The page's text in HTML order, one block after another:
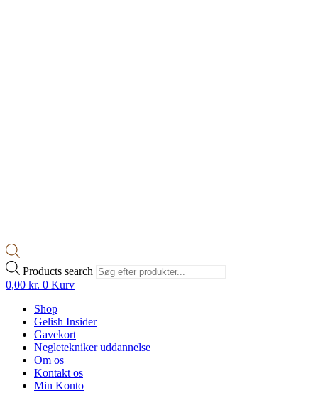
Products search
0,00 kr. 0 Kurv
Shop
Gelish Insider
Gavekort
Negletekniker uddannelse
Om os
Kontakt os
Min Konto